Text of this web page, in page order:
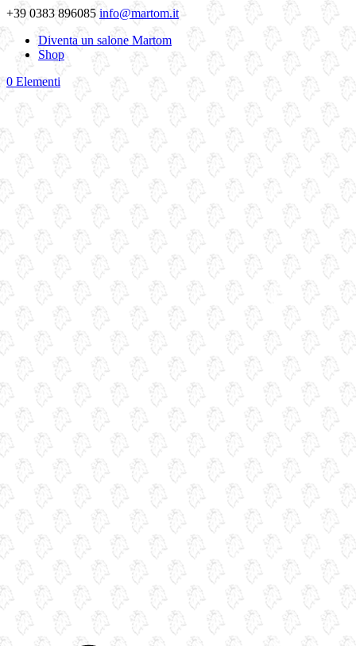
+39 0383 896085 info@martom.it
Diventa un salone Martom
Shop
0 Elementi